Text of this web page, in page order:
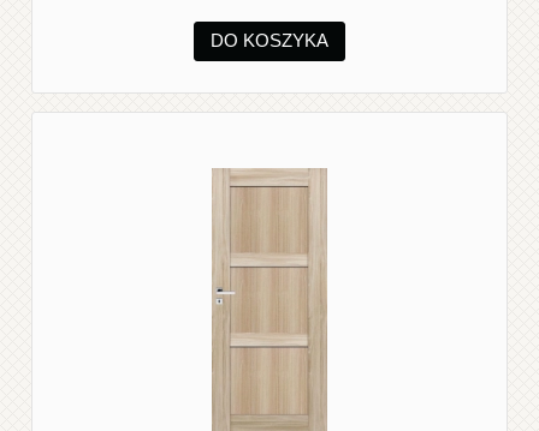
DO KOSZYKA